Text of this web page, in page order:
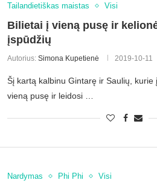
Tailandietiškas maistas
Visi
Bilietai į vieną pusę ir
įspūdžių
Autorius: Simona Kupetienė 2019-10-11
Šį kartą kalbinu Gintarę ir Saulių, kurie
vieną pusę ir leidosi …
Nardymas Phi Phi Visi